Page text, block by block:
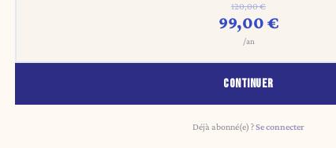
120,00 €
99,00 €
/an
CONTINUER
Déjà abonné(e) ?Se connecter